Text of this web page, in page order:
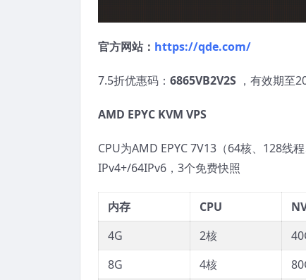
官方网站： https://qde.com/
7.5折优惠码： 6865VB2V2S ，有效期至
AMD EPYC KVM VPS
CPU为AMD EPYC 7V13（64核、128线
IPv4+/64IPv6，3个免费快照
内存 CPU
4G
2核
8G
4核